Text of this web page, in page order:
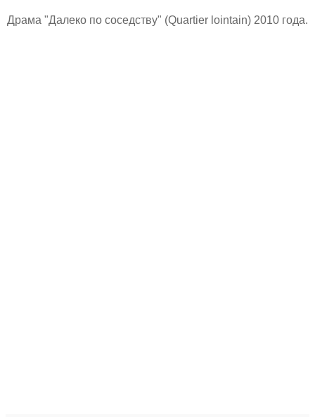
Драма "Далеко по соседству" (Quartier lointain) 2010 года.